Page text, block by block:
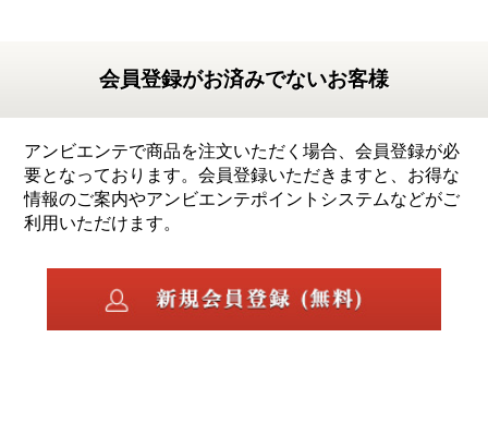
会員登録がお済みでないお客様
アンビエンテで商品を注文いただく場合、会員登録が必
要となっております。会員登録いただきますと、お得な
情報のご案内やアンビエンテポイントシステムなどがご
利用いただけます。